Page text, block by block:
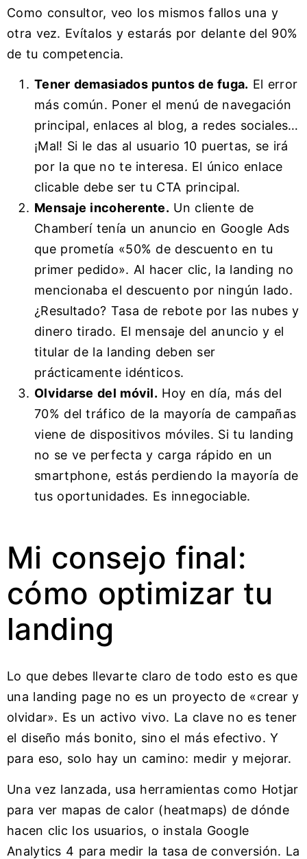
Como consultor, veo los mismos fallos una y
otra vez. Evítalos y estarás por delante del 90%
de tu competencia.
Tener demasiados puntos de fuga. El error
más común. Poner el menú de navegación
principal, enlaces al blog, a redes sociales…
¡Mal! Si le das al usuario 10 puertas, se irá
por la que no te interesa. El único enlace
clicable debe ser tu CTA principal.
Mensaje incoherente. Un cliente de
Chamberí tenía un anuncio en Google Ads
que prometía «50% de descuento en tu
primer pedido». Al hacer clic, la landing no
mencionaba el descuento por ningún lado.
¿Resultado? Tasa de rebote por las nubes y
dinero tirado. El mensaje del anuncio y el
titular de la landing deben ser
prácticamente idénticos.
Olvidarse del móvil. Hoy en día, más del
70% del tráfico de la mayoría de campañas
viene de dispositivos móviles. Si tu landing
no se ve perfecta y carga rápido en un
smartphone, estás perdiendo la mayoría de
tus oportunidades. Es innegociable.
Mi consejo final:
cómo optimizar tu
landing
Lo que debes llevarte claro de todo esto es que
una landing page no es un proyecto de «crear y
olvidar». Es un activo vivo. La clave no es tener
el diseño más bonito, sino el más efectivo. Y
para eso, solo hay un camino: medir y mejorar.
Una vez lanzada, usa herramientas como Hotjar
para ver mapas de calor (heatmaps) de dónde
hacen clic los usuarios, o instala Google
Analytics 4 para medir la tasa de conversión. La